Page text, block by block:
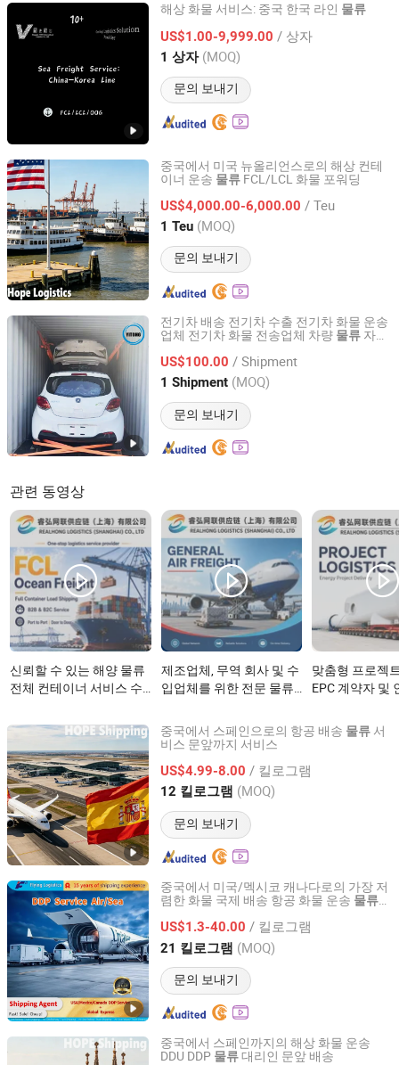
해상 화물 서비스: 중국 한국 라인 물류
US$1.00-9,999.00 / 상자
1 상자 (MOQ)
문의 보내기
Shanghai Vico International Logistics Co., Ltd.
Shanghai, China 이후 2026
중국에서 미국 뉴올리언스로의 해상 컨테
이너 운송 물류 FCL/LCL 화물 포워딩
US$4,000.00-6,000.00 / Teu
1 Teu (MOQ)
문의 보내기
Hope Supply Chain Management (Ningbo) Co., Ltd
Zhejiang, China 이후 2026
전기차 배송 전기차 수출 전기차 화물 운송
업체 전기차 화물 전송업체 차량 물류 자동
US$100.00 / Shipment
1 Shipment (MOQ)
문의 보내기
Shantou Yitong International Forwarding Co., Ltd.
Guangdong, China 이후 2023
관련 동영상
신뢰할 수 있는 해양 물류
전체 컨테이너 서비스 수
업체를 위한이(가) 무엇인
제조업체, 무역 회사 및 수
입업체를 위한 전문 물류
무엇인가요?
맞춤형 프로젝
EPC 계약자 및
엇인가요?
중국에서 스페인으로의 항공 배송 물류 서
비스 문앞까지 서비스
US$4.99-8.00 / 킬로그램
12 킬로그램 (MOQ)
문의 보내기
Hope Supply Chain Management (Ningbo) Co., Ltd
Zhejiang, China 이후 2026
중국에서 미국/멕시코 캐나다로의 가장 저
렴한 화물 국제 배송 항공 화물 운송 물류
US$1.3-40.00 / 킬로그램
21 킬로그램 (MOQ)
문의 보내기
SHENZHEN FLYING INTERNATIONAL FREIGHT
FORWARDER CO., LTD
Guangdong, China 이후 2021
중국에서 스페인까지의 해상 화물 운송
DDU DDP 물류대리인 문앞 배송